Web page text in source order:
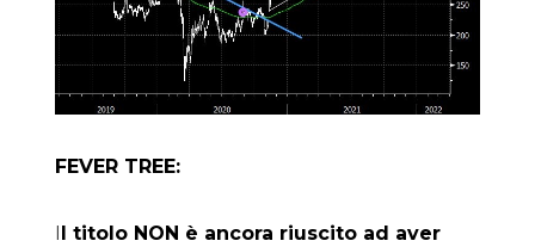
FEVER TREE:
Il titolo NON è ancora riuscito ad aver